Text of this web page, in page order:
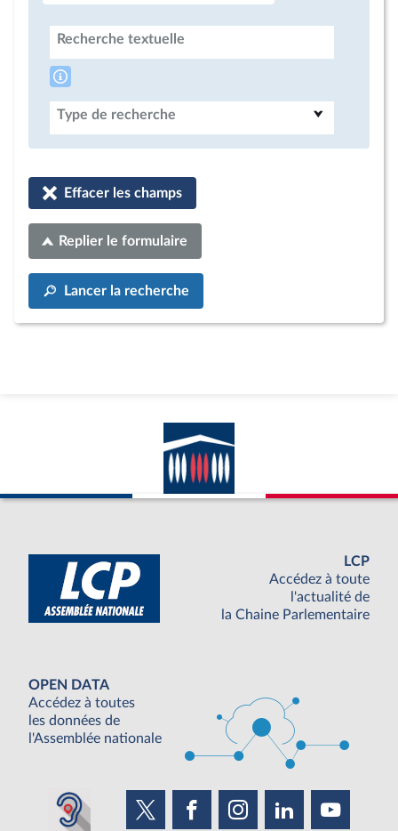
Recherche textuelle
Type de recherche
Effacer les champs
Replier le formulaire
Lancer la recherche
LCP
Accédez à toute
l'actualité de
la Chaine Parlementaire
OPEN DATA
Accédez à toutes
les données de
l'Assemblée nationale